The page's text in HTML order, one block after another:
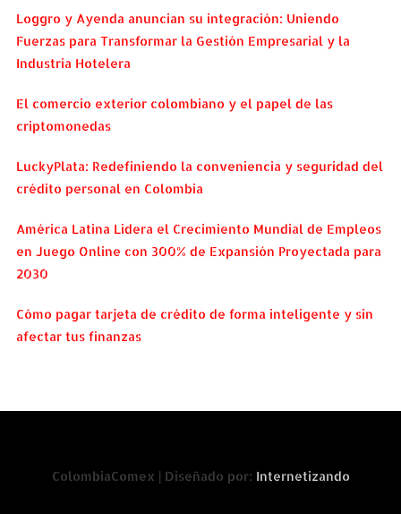
Loggro y Ayenda anuncian su integración: Uniendo
Fuerzas para Transformar la Gestión Empresarial y la
Industria Hotelera
El comercio exterior colombiano y el papel de las
criptomonedas
LuckyPlata: Redefiniendo la conveniencia y seguridad del
crédito personal en Colombia
América Latina Lidera el Crecimiento Mundial de Empleos
en Juego Online con 300% de Expansión Proyectada para
2030
Cómo pagar tarjeta de crédito de forma inteligente y sin
afectar tus finanzas
ColombiaComex | Diseñado por: Internetizando